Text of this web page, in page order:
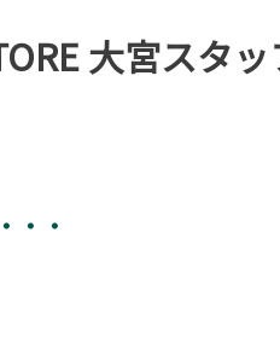
大宮スタ
・・